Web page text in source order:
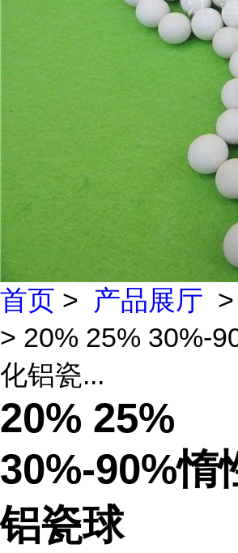
首页 > 产品展厅 >
> 20% 25% 30%-
化铝瓷...
20% 25%
30%-90%惰
铝瓷球